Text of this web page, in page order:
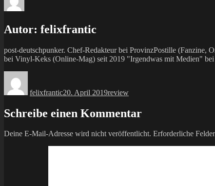
Autor: felixfrantic
post-deutschpunker. Chef-Redakteur bei ProvinzPostille
bei Vinyl-Keks (Online-Mag) seit 2019 "Irgendwas mit Medien" bei
felixfrantic20. April 2019review
Schreibe einen Kommentar
Deine E-Mail-Adresse wird nicht veröffentlicht. Erforderliche